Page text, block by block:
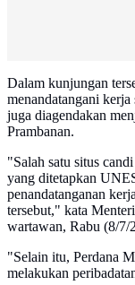
Dalam kunjungan
menandatangani
juga diagendakan
Prambanan.
"Salah satu situs
yang ditetapkan
penandatanganan
tersebut," kata
wartawan, Rabu (8/7/
"Selain itu, Perdana
melakukan